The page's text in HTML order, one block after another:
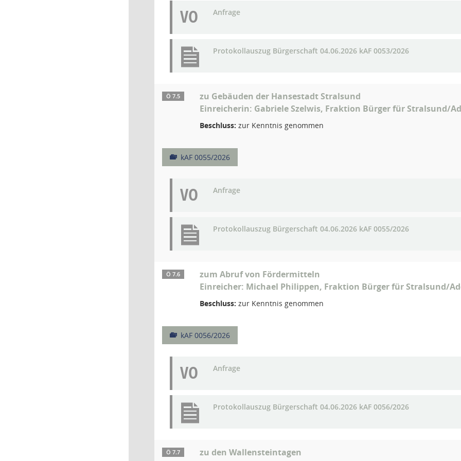
VO Anfrage
Protokollauszug Bürgerschaft 04.06.2026 kAF 0053/2026
Ö 7.5
zu Gebäuden der Hansestadt Stralsund
Einreicherin: Gabriele Szelwis, Fraktion Bürger für Stralsund/
Beschluss: zur Kenntnis genommen
kAF 0055/2026
VO Anfrage
Protokollauszug Bürgerschaft 04.06.2026 kAF 0055/2026
Ö 7.6
zum Abruf von Fördermitteln
Einreicher: Michael Philippen, Fraktion Bürger für Stralsund/
Beschluss: zur Kenntnis genommen
kAF 0056/2026
VO Anfrage
Protokollauszug Bürgerschaft 04.06.2026 kAF 0056/2026
Ö 7.7
zu den Wallensteintagen